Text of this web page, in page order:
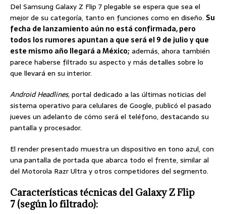
Del Samsung Galaxy Z Flip 7 plegable se espera que sea el
mejor de su categoría, tanto en funciones como en diseño. Su
fecha de lanzamiento aún no está confirmada, pero
todos los rumores apuntan a que será el 9 de julio y que
este mismo año llegará a México;además, ahora también
parece haberse filtrado su aspecto y más detalles sobre lo
que llevará en su interior.
Android Headlines,portal dedicado a las últimas noticias del
sistema operativo para celulares de Google, publicó el pasado
jueves un adelanto de cómo será el teléfono, destacando su
pantalla y procesador.
El render presentado muestra un dispositivo en tono azul, con
una pantalla de portada que abarca todo el frente, similar al
del Motorola Razr Ultra y otros competidores del segmento.
Características técnicas del Galaxy Z Flip
7 (según lo filtrado):